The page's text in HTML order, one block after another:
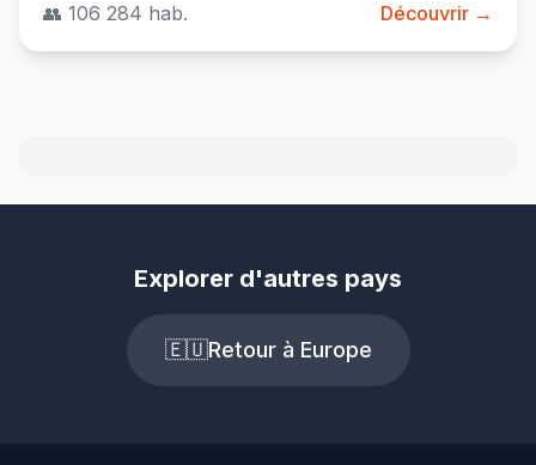
👥 106 284 hab. Découvrir →
Explorer d'autres pays
🇪🇺Retour à Europe